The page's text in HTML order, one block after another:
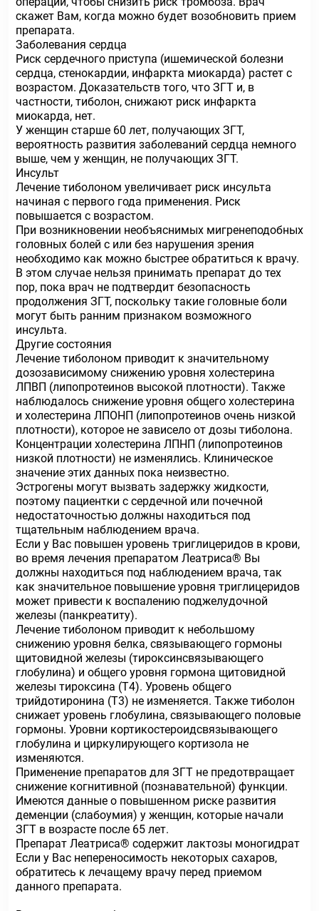
скажет Вам, когда можно будет возобновить прием
препарата.
Заболевания сердца
Риск сердечного приступа (ишемической болезни
сердца, стенокардии, инфаркта миокарда) растет с
возрастом. Доказательств того, что ЗГТ и, в
частности, тиболон, снижают риск инфаркта
миокарда, нет.
У женщин старше 60 лет, получающих ЗГТ,
вероятность развития заболеваний сердца немного
выше, чем у женщин, не получающих ЗГТ.
Инсульт
Лечение тиболоном увеличивает риск инсульта
начиная с первого года применения. Риск
повышается с возрастом.
При возникновении необъяснимых мигренеподобных
головных болей с или без нарушения зрения
необходимо как можно быстрее обратиться к врачу.
В этом случае нельзя принимать препарат до тех
пор, пока врач не подтвердит безопасность
продолжения ЗГТ, поскольку такие головные боли
могут быть ранним признаком возможного
инсульта.
Другие состояния
Лечение тиболоном приводит к значительному
дозозависимому снижению уровня холестерина
ЛПВП (липопротеинов высокой плотности). Также
наблюдалось снижение уровня общего холестерина
и холестерина ЛПОНП (липопротеинов очень низкой
плотности), которое не зависело от дозы тиболона.
Концентрации холестерина ЛПНП (липопротеинов
низкой плотности) не изменялись. Клиническое
значение этих данных пока неизвестно.
Эстрогены могут вызвать задержку жидкости,
поэтому пациентки с сердечной или почечной
недостаточностью должны находиться под
тщательным наблюдением врача.
Если у Вас повышен уровень триглицеридов в крови,
во время лечения препаратом Леатриса® Вы
должны находиться под наблюдением врача, так
как значительное повышение уровня триглицеридов
может привести к воспалению поджелудочной
железы (панкреатиту).
Лечение тиболоном приводит к небольшому
снижению уровня белка, связывающего гормоны
щитовидной железы (тироксинсвязывающего
глобулина) и общего уровня гормона щитовидной
железы тироксина (Т4). Уровень общего
трийдотиронина (Т3) не изменяется. Также тиболон
снижает уровень глобулина, связывающего половые
гормоны. Уровни кортикостероидсвязывающего
глобулина и циркулирующего кортизола не
изменяются.
Применение препаратов для ЗГТ не предотвращает
снижение когнитивной (познавательной) функции.
Имеются данные о повышенном риске развития
деменции (слабоумия) у женщин, которые начали
ЗГТ в возрасте после 65 лет.
Препарат Леатриса® содержит лактозы моногидрат
Если у Вас непереносимость некоторых сахаров,
обратитесь к лечащему врачу перед приемом
данного препарата.